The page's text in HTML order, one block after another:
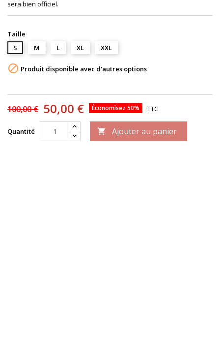
sera bien officiel.
Taille
S
M L XL XXL
 Produit disponible avec d'autres options
100,00 € 50,00 € Économisez 50% TTC
Quantité  Ajouter au panier